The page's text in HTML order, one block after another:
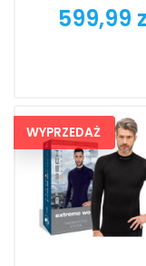
Cena
599,99
WYPRZEDAŻ